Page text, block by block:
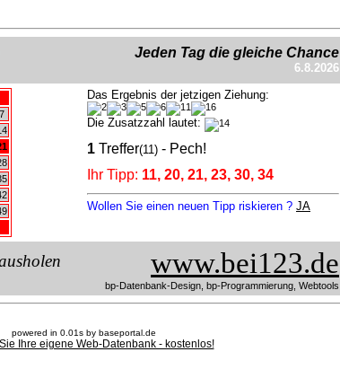
Jeden Tag die gleiche Chance
6.8.2026
7
Das Ergebnis der jetzigen Ziehung:
Die Zusatzzahl lautet:
1 Treffer(11) - Pech!
Ihr Tipp: 11, 20, 21, 23, 30, 34
Wollen Sie einen neuen Tipp riskieren ? JA
www.bei123.de
bp-Datenbank-Design, bp-Programmierung, Webtools
powered in 0.01s by baseportal.de
Ihre eigene Web-Datenbank - kostenlos!